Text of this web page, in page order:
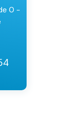
0 -